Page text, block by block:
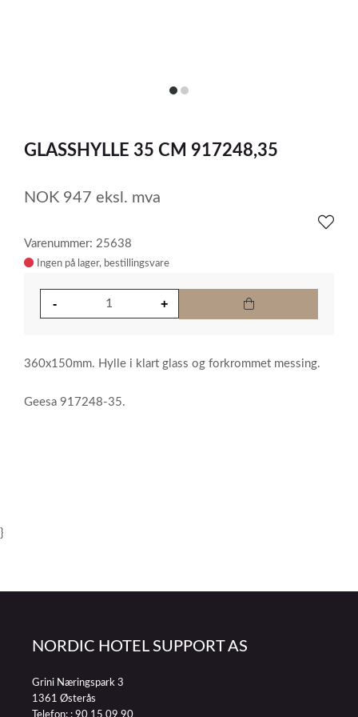
itemitem
of
GLASSHYLLE 35 CM 917248,35
NOK 947 eksl. mva
Varenummer: 25638
Ingen på lager
360x150mm. Hylle i klart glass og forkrommet messing.
Geesa 917248-35.
}
NORDIC HOTEL SUPPORT AS
Grini Næringspark 3
1361 Østerås